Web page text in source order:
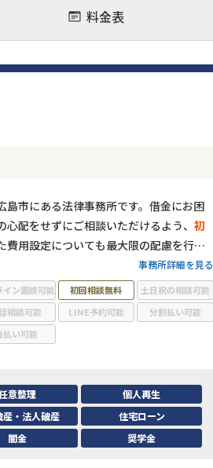
料金表
島市にある法律事務所です。借金にお困
心配をせずにご相談いただけるよう、 初
費用設定についても最大限の配慮を行な
承ってきた借金問題のご相談は3000件以
きた知識を活かし、一人一人のご状況に
択肢をご提示いたします。受任後はすぐ
通知を発送し、ひとまず取り立てをスト
はその翌月からで構いません。まずは当
。
事務所詳細を見る
イン面談可能 初回相談無料
土日祝の相談可能
相談可能 LINE予約可能
分割払い可能
払い可能
意整理
個人再生
産・法人破産
住宅ローン
闇金 奨学金